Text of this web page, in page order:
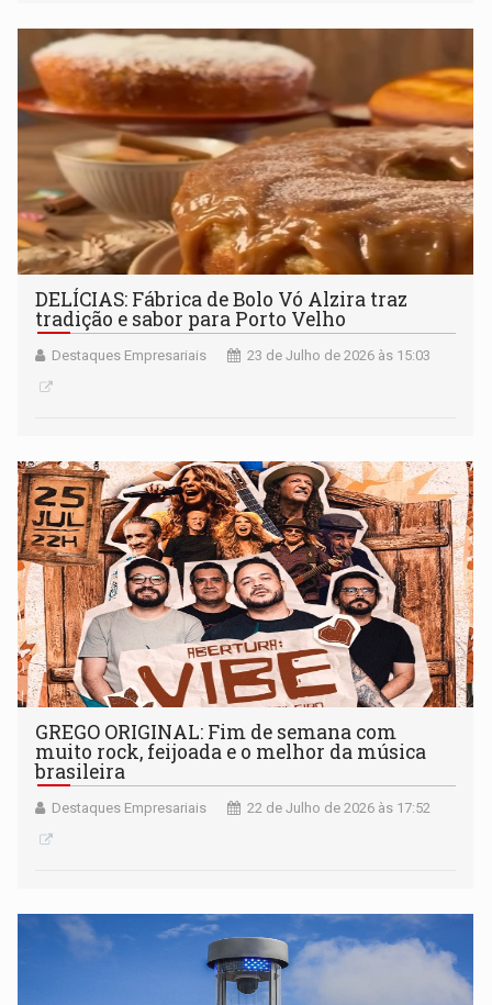
DELÍCIAS: Fábrica de Bolo Vó Alzira traz
tradição e sabor para Porto Velho
Destaques Empresariais 23 de Julho de 2026 às 15:03
GREGO ORIGINAL: Fim de semana com
muito rock, feijoada e o melhor da música
brasileira
Destaques Empresariais 22 de Julho de 2026 às 17:52